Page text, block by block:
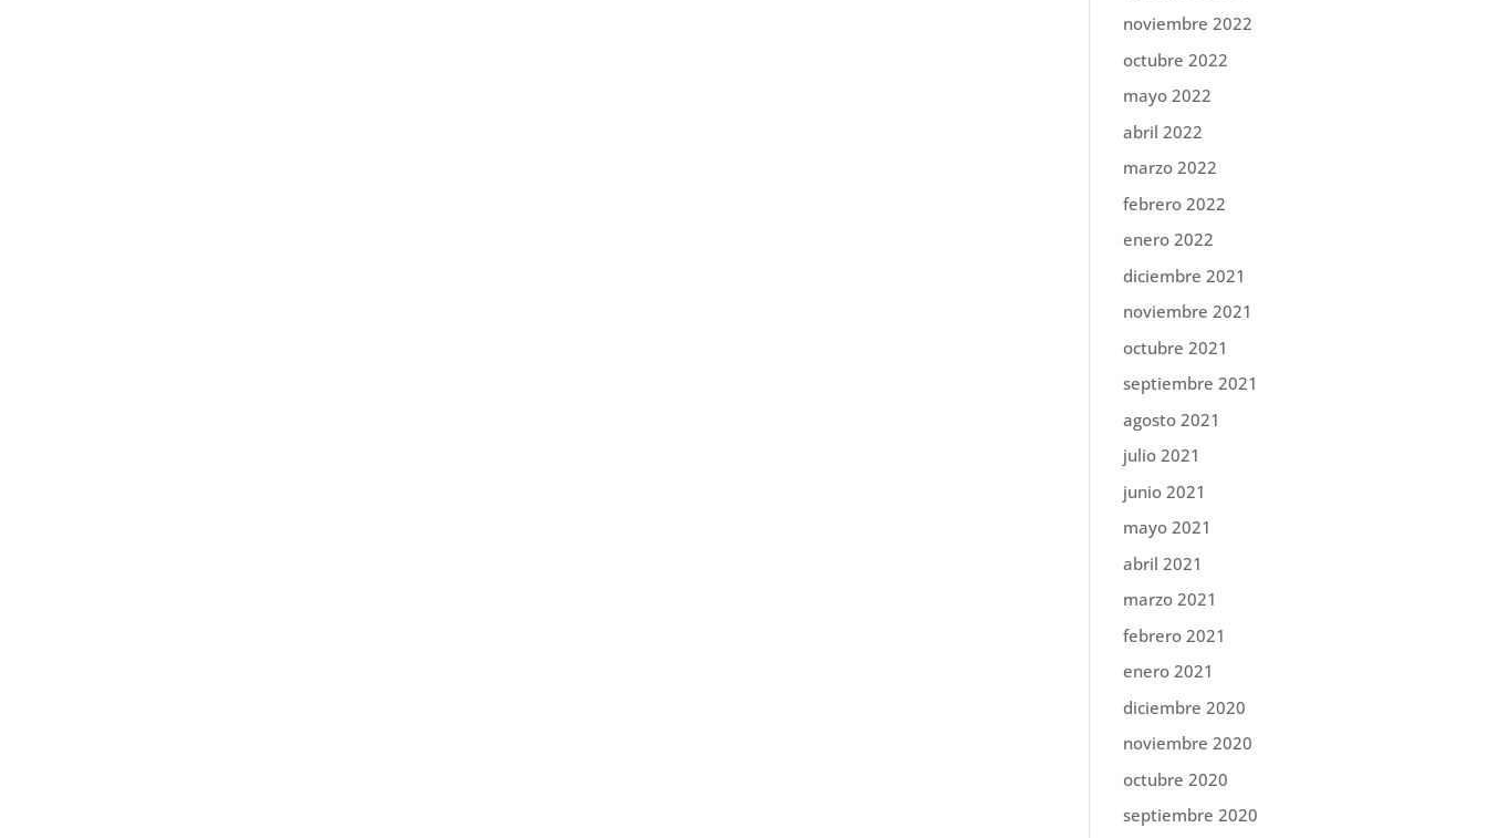
noviembre 2022
octubre 2022
mayo 2022
abril 2022
marzo 2022
febrero 2022
enero 2022
diciembre 2021
noviembre 2021
octubre 2021
septiembre 2021
agosto 2021
julio 2021
junio 2021
mayo 2021
abril 2021
marzo 2021
febrero 2021
enero 2021
diciembre 2020
noviembre 2020
octubre 2020
septiembre 2020